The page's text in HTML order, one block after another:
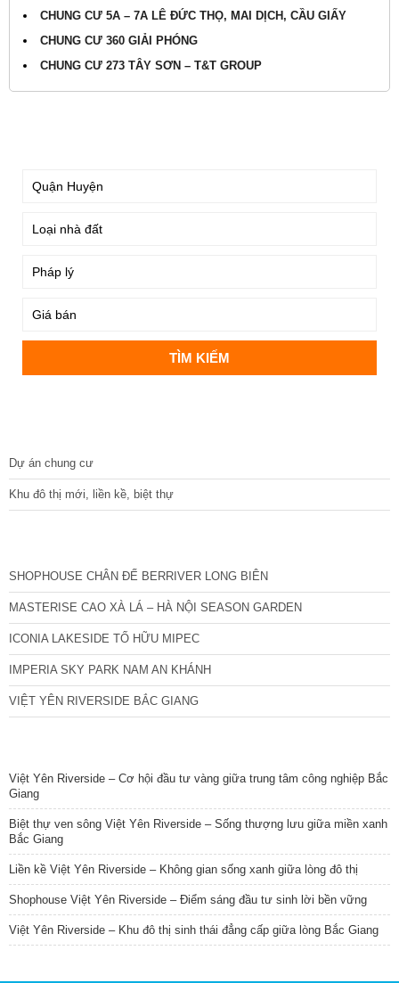
CHUNG CƯ 5A – 7A LÊ ĐỨC THỌ, MAI DỊCH, CẦU GIẤY
CHUNG CƯ 360 GIẢI PHÓNG
CHUNG CƯ 273 TÂY SƠN – T&T GROUP
Dự án chung cư
Khu đô thị mới, liền kề, biệt thự
SHOPHOUSE CHÂN ĐẾ BERRIVER LONG BIÊN
MASTERISE CAO XÀ LÁ – HÀ NỘI SEASON GARDEN
ICONIA LAKESIDE TỐ HỮU MIPEC
IMPERIA SKY PARK NAM AN KHÁNH
VIỆT YÊN RIVERSIDE BẮC GIANG
Việt Yên Riverside – Cơ hội đầu tư vàng giữa trung tâm công nghiệp Bắc
Giang
Biệt thự ven sông Việt Yên Riverside – Sống thượng lưu giữa miền xanh
Bắc Giang
Liền kề Việt Yên Riverside – Không gian sống xanh giữa lòng đô thị
Shophouse Việt Yên Riverside – Điểm sáng đầu tư sinh lời bền vững
Việt Yên Riverside – Khu đô thị sinh thái đẳng cấp giữa lòng Bắc Giang